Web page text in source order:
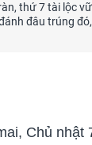
thứ 7 tài lộc
đâu trúng
Chủ nhật